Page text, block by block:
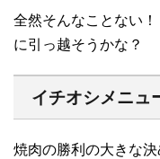
全然そんなことない
に引っ越そうかな？
イチオシメニュ
焼肉の勝利の大きな決